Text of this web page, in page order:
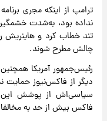
ترامپ از اینکه مجری
نداده بود، به‌شدت
تند خطاب کرد و هاینریش
چالش مطرح شوند.
رئیس‌جمهور آمریکا
دیگر از فاکس‌نیوز حمایت
سیاسی‌اش از پوشش این
فاکس بیش از حد به